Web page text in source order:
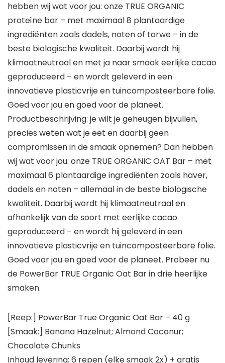
hebben wij wat voor jou: onze TRUE ORGANIC
proteïne bar – met maximaal 8 plantaardige
ingrediënten zoals dadels, noten of tarwe – in de
beste biologische kwaliteit. Daarbij wordt hij
klimaatneutraal en met ja naar smaak eerlijke cacao
geproduceerd – en wordt geleverd in een
innovatieve plasticvrije en tuincomposteerbare folie.
Goed voor jou en goed voor de planeet.
Productbeschrijving: je wilt je geheugen bijvullen,
precies weten wat je eet en daarbij geen
compromissen in de smaak opnemen? Dan hebben
wij wat voor jou: onze TRUE ORGANIC OAT Bar – met
maximaal 6 plantaardige ingrediënten zoals haver,
dadels en noten – allemaal in de beste biologische
kwaliteit. Daarbij wordt hij klimaatneutraal en
afhankelijk van de soort met eerlijke cacao
geproduceerd – en wordt hij geleverd in een
innovatieve plasticvrije en tuincomposteerbare folie.
Goed voor jou en goed voor de planeet. Probeer nu
de PowerBar TRUE Organic Oat Bar in drie heerlijke
smaken.
[Reep:] PowerBar True Organic Oat Bar – 40 g
[Smaak:] Banana Hazelnut; Almond Coconur;
Chocolate Chunks
Inhoud levering: 6 repen (elke smaak 2x) + gratis